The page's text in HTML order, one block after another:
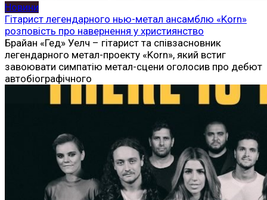
Новини
Гітарист легендарного нью-метал ансамблю «Korn»
розповість про навернення у християнство
Брайан «Гед» Уелч – гітарист та співзасновник
легендарного метал-проекту «Korn», який встиг
завоювати симпатію метал-сцени оголосив про дебют
автобіографічного